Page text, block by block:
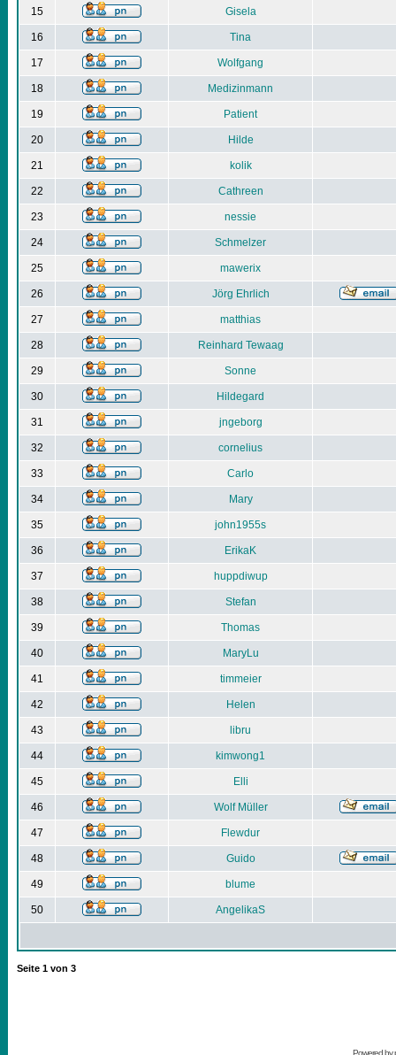
15 Gisela
16 Tina
17 Wolfgang
18 Medizinmann
19 Patient
20 Hilde
21 kolik
22 Cathreen
23 nessie
24 Schmelzer
25 mawerix
26 Jörg Ehrlich
27 matthias
28 Reinhard Tewaag
29 Sonne
30 Hildegard
31 jngeborg
32 cornelius
33 Carlo
34 Mary
35 john1955s
36 ErikaK
37 huppdiwup
38 Stefan
39 Thomas
40 MaryLu
41 timmeier
42 Helen
43 libru
44 kimwong1
45 Elli
46 Wolf Müller
47 Flewdur
48 Guido
49 blume
50 AngelikaS
Seite 1 von 3
Powered by